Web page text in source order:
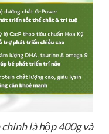
là hộp 400g và